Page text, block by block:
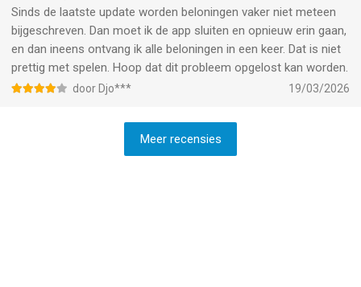
Sinds de laatste update worden beloningen vaker niet meteen
bijgeschreven. Dan moet ik de app sluiten en opnieuw erin gaan,
en dan ineens ontvang ik alle beloningen in een keer. Dat is niet
prettig met spelen. Hoop dat dit probleem opgelost kan worden.
door Djo*** 19/03/2026
Meer recensies